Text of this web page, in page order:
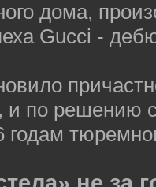
дома,
Gucci -
и по решению
годам